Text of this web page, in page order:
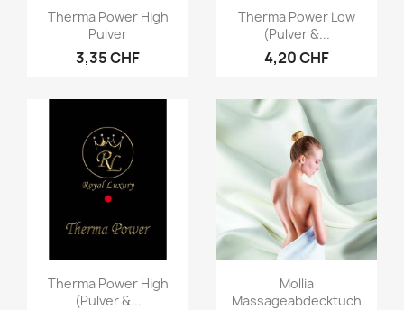
Vorschau
Therma Power High
Pulver
3,35 CHF
Vorschau
Therma Power Low
(Pulver &...
4,20 CHF
Vorschau
Therma Power High
(Pulver &...
Vorschau
Mollia
Massageabdecktuch